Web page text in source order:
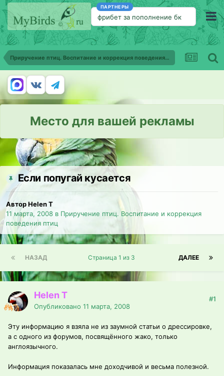
ПАРТНЕРЫ
фрибет за пополнение бк
Приручение птиц. Воспитание и коррекция поведения птиц
Место для вашей рекламы
Если попугай кусается
Автор Helen T
11 марта, 2008 в Приручение птиц. Воспитание и коррекция
поведения птиц
НАЗАД ДАЛЕЕ
Страница 1 из 3
Helen T
Опубликовано 11 марта, 2008
#1
Эту информацию я взяла не из заумной статьи о дрессировке,
а с одного из форумов, посвящённого жако, только
англоязычного.
Информация показалась мне доходчивой и весьма полезной.